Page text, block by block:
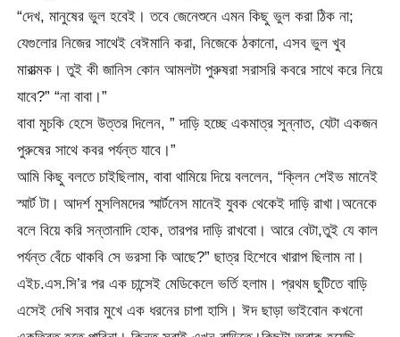
“দেখ, মানুষের ভুল হবেই। তবে জেনেশুনে এমন কিছু ভুল করা ঠিক না;
যেগুলোর নিজের সাথেই বেঈমানি করা, নিজেকে ঠকানো, এসব ভুল খুব
মারাত্মক। তুই কী জানিস কোন আমলটা পুরুষরা সরাসরি কবরে সাথে করে নিয়ে
যাবে?” “না বাবা।”
বাবা মুচকি হেসে উত্তর দিলেন, ” দাড়ি হচ্ছে একমাত্র সুন্নাত, যেটা একজন
পুরুষের সাথে কবর পর্যন্ত যাবে।”
আমি কিছু বলতে চাইছিলাম, বাবা থামিয়ে দিয়ে বললেন, “ক্লিন শেইভ মানেই
স্মার্ট টা। আদর্শ মুসলিমদের স্মার্টনেস মানেই যুবক থেকেই দাড়ি রাখা।অনেকে
বলে বিয়ে করি সন্তানাদি হোক, তারপর দাড়ি রাখবো। আরে বেটা,তুই যে কাল
পর্যন্ত বেঁচে থাকবি সে ভরসা কি আছে?” ছাত্র হিশেবে খারাপ ছিলাম না।
এইচ.এস.সি’র পর এক চান্সেই মেডিকেলে ভর্তি হলাম। প্রথম ছুটিতে বাড়ি
এসেই দেখি সবার মুখে এক ধরনের চাপা হাসি। ঈদ ছাড়া ভাইবোন কখনো